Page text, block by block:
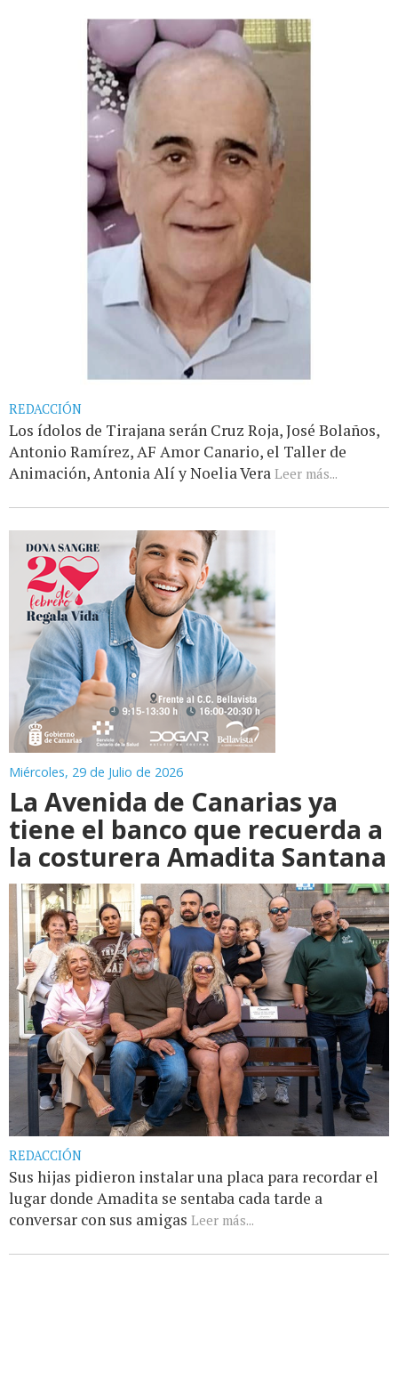
REDACCIÓN
Los ídolos de Tirajana serán Cruz Roja, José Bolaños,
Antonio Ramírez, AF Amor Canario, el Taller de
Animación, Antonia Alí y Noelia Vera Leer más...
Miércoles, 29 de Julio de 2026
La Avenida de Canarias ya
tiene el banco que recuerda a
la costurera Amadita Santana
REDACCIÓN
Sus hijas pidieron instalar una placa para recordar el
lugar donde Amadita se sentaba cada tarde a
conversar con sus amigas Leer más...